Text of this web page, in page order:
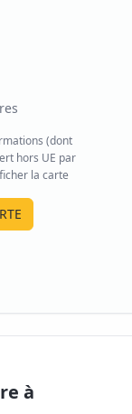
(dont
hors UE par
la carte
à